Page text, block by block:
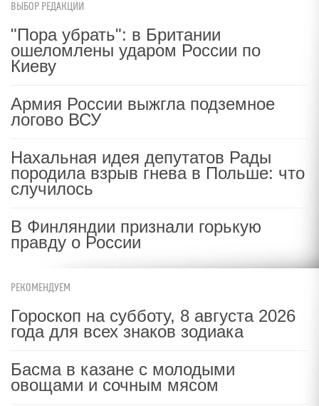
ВЫБОР РЕДАКЦИИ
"Пора убрать": в Британии
ошеломлены ударом России по
Киеву
Армия России выжгла подземное
логово ВСУ
Нахальная идея депутатов Рады
породила взрыв гнева в Польше: что
случилось
В Финляндии признали горькую
правду о России
РЕКОМЕНДУЕМ
Гороскоп на субботу, 8 августа 2026
года для всех знаков зодиака
Басма в казане с молодыми
овощами и сочным мясом